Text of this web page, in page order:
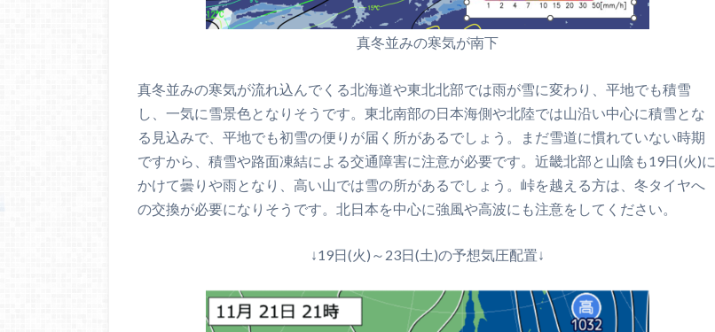
真冬並みの寒気が南下
真冬並みの寒気が流れ込んでくる北海道や東北北部では雨が雪に変わり、平地でも積雪
し、一気に雪景色となりそうです。東北南部の日本海側や北陸では山沿い中心に積雪とな
る見込みで、平地でも初雪の便りが届く所があるでしょう。まだ雪道に慣れていない時期
ですから、積雪や路面凍結による交通障害に注意が必要です。近畿北部と山陰も19日(火)に
かけて曇りや雨となり、高い山では雪の所があるでしょう。峠を越える方は、冬タイヤへ
の交換が必要になりそうです。北日本を中心に強風や高波にも注意をしてください。
↓19日(火)～23日(土)の予想気圧配置↓